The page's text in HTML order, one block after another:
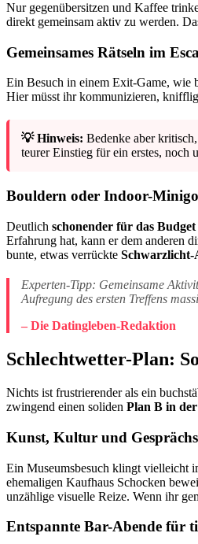
Nur gegenübersitzen und Kaffee
direkt gemeinsam aktiv zu werden.
Gemeinsames Rätseln im
Ein Besuch in einem Exit-Game, wie
Hier müsst ihr kommunizieren,
💡 Hinweis: Bedenke aber
teurer Einstieg für ein erstes, noch
Bouldern oder Indoor-
Deutlich schonender für das Budget
Erfahrung hat, kann er dem anderen
bunte, etwas verrückte Schwarzlicht-
Experten-Tipp: Gemeinsame
Aufregung des ersten Treffens
– Die Datingleben-Redaktion
Schlechtwetter-Plan:
Nichts ist frustrierender als ein
zwingend einen soliden Plan B in
Kunst, Kultur und
Ein Museumsbesuch klingt vielleicht
ehemaligen Kaufhaus Schocken
unzählige visuelle Reize. Wenn ihr
Entspannte Bar-Abende für